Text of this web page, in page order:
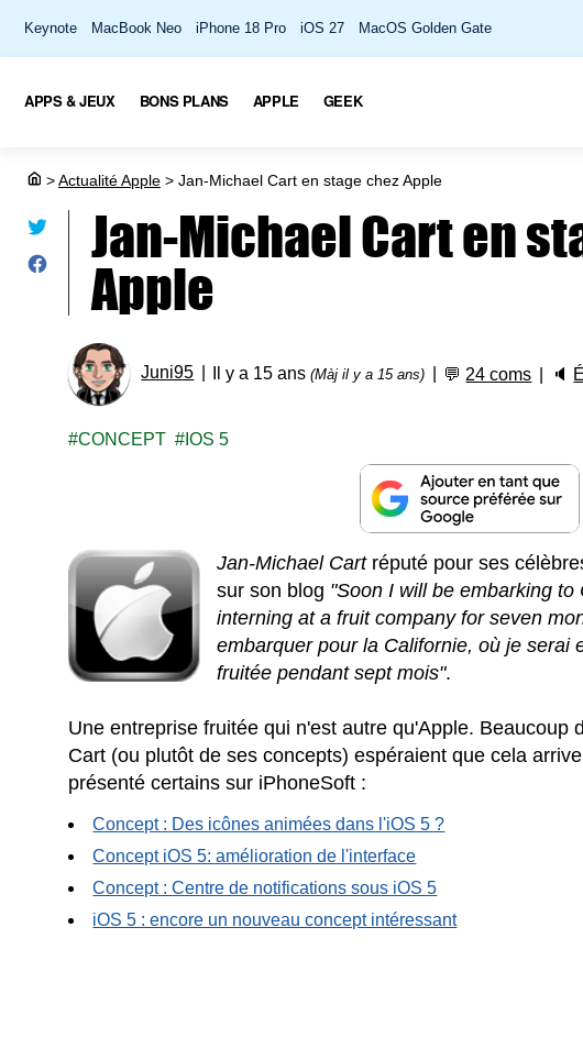
Keynote MacBook Neo iPhone 18 Pro iOS 27 MacOS Golden Gate
APPS & JEUX BONS PLANS APPLE GEEK
>Actualité Apple > Jan-Michael Cart en stage chez Apple
Jan-Michael Cart en
Apple
Juni95 Il y a 15 ans(Màj il y a 15 ans) 💬 24 coms 🔈
CONCEPT IOS 5
Jan-Michael Cartréputé pour ses
sur son blog "Soon I will be embarking
interning at a fruit company for seven
embarquer pour la Californie, où je serai
fruitée pendant sept mois".
Une entreprise fruitée qui n'est autre qu'Apple. Beaucoup
Cart (ou plutôt de ses concepts) espéraient que cela
présenté certains sur iPhoneSoft :
Concept : Des icônes animées dans l'iOS 5 ?
Concept iOS 5: amélioration de l'interface
Concept : Centre de notifications sous iOS 5
iOS 5 : encore un nouveau concept intéressant